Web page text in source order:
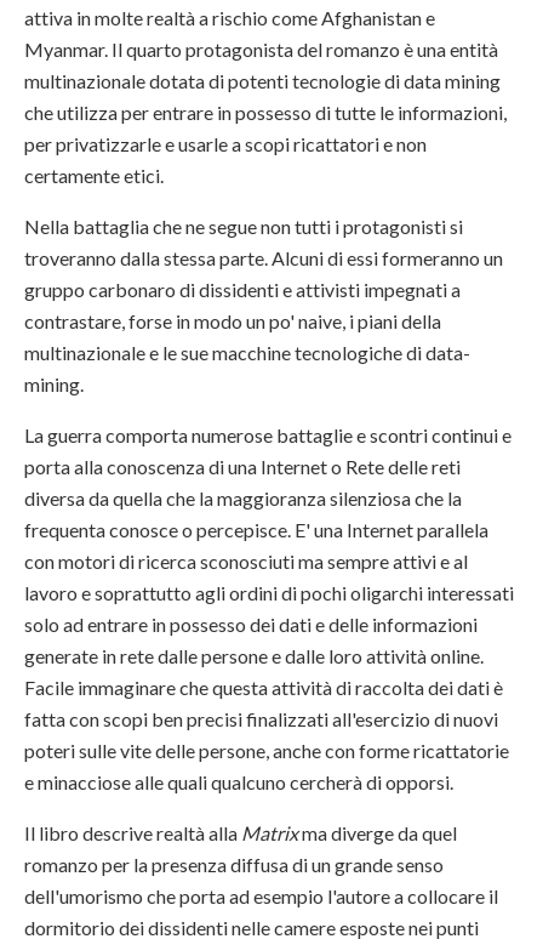
attiva in molte realtà a rischio come Afghanistan e
Myanmar. Il quarto protagonista del romanzo è una entità
multinazionale dotata di potenti tecnologie di data mining
che utilizza per entrare in possesso di tutte le informazioni,
per privatizzarle e usarle a scopi ricattatori e non
certamente etici.
Nella battaglia che ne segue non tutti i protagonisti si
troveranno dalla stessa parte. Alcuni di essi formeranno un
gruppo carbonaro di dissidenti e attivisti impegnati a
contrastare, forse in modo un po' naive, i piani della
multinazionale e le sue macchine tecnologiche di data-
mining.
La guerra comporta numerose battaglie e scontri continui e
porta alla conoscenza di una Internet o Rete delle reti
diversa da quella che la maggioranza silenziosa che la
frequenta conosce o percepisce. E' una Internet parallela
con motori di ricerca sconosciuti ma sempre attivi e al
lavoro e soprattutto agli ordini di pochi oligarchi interessati
solo ad entrare in possesso dei dati e delle informazioni
generate in rete dalle persone e dalle loro attività online.
Facile immaginare che questa attività di raccolta dei dati è
fatta con scopi ben precisi finalizzati all'esercizio di nuovi
poteri sulle vite delle persone, anche con forme ricattatorie
e minacciose alle quali qualcuno cercherà di opporsi.
Il libro descrive realtà alla Matrixma diverge da quel
romanzo per la presenza diffusa di un grande senso
dell'umorismo che porta ad esempio l'autore a collocare il
dormitorio dei dissidenti nelle camere esposte nei punti